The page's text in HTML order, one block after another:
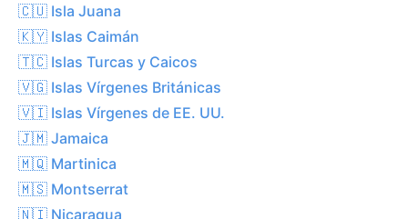
🇨🇺 Isla Juana
🇰🇾 Islas Caimán
🇹🇨 Islas Turcas y Caicos
🇻🇬 Islas Vírgenes Británicas
🇻🇮 Islas Vírgenes de EE. UU.
🇯🇲 Jamaica
🇲🇶 Martinica
🇲🇸 Montserrat
🇳🇮 Nicaragua